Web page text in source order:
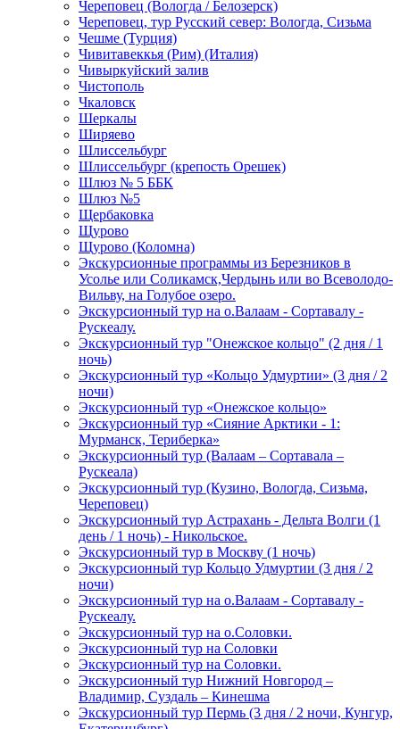
Череповец (Вологда / Белозерск)
Череповец, тур Русский север: Вологда, Сизьма
Чешме (Турция)
Чивитавеккья (Рим) (Италия)
Чивыркуйский залив
Чистополь
Чкаловск
Шеркалы
Ширяево
Шлиссельбург
Шлиссельбург (крепость Орешек)
Шлюз № 5 ББК
Шлюз №5
Щербаковка
Щурово
Щурово (Коломна)
Экскурсионные программы из Березников в
Усолье или Соликамск,Чердынь или во Всеволодо-
Вильву, на Голубое озеро.
Экскурсионный тур на о.Валаам - Сортавалу -
Рускеалу.
Экскурсионный тур "Онежское кольцо" (2 дня / 1
ночь)
Экскурсионный тур «Кольцо Удмуртии» (3 дня / 2
ночи)
Экскурсионный тур «Онежское кольцо»
Экскурсионный тур «Сияние Арктики - 1:
Мурманск, Териберка»
Экскурсионный тур (Валаам – Сортавала –
Рускеала)
Экскурсионный тур (Кузино, Вологда, Сизьма,
Череповец)
Экскурсионный тур Астрахань - Дельта Волги (1
день / 1 ночь) - Никольское.
Экскурсионный тур в Москву (1 ночь)
Экскурсионный тур Кольцо Удмуртии (3 дня / 2
ночи)
Экскурсионный тур на о.Валаам - Сортавалу -
Рускеалу.
Экскурсионный тур на о.Соловки.
Экскурсионный тур на Соловки
Экскурсионный тур на Соловки.
Экскурсионный тур Нижний Новгород –
Владимир, Суздаль – Кинешма
Экскурсионный тур Пермь (3 дня / 2 ночи, Кунгур,